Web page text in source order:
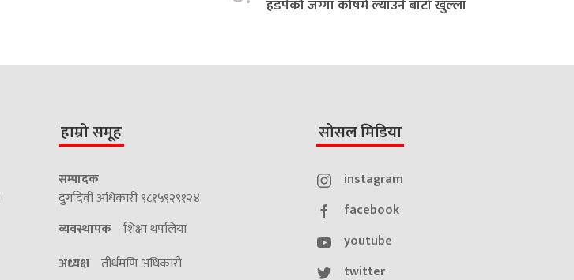
हडपेको जग्गा कोषमै ल्याउने बाटो खुल्ला
हाम्रो समूह
सम्पादक
दुर्गादेवी अधिकारी ९८१५९२९१२४
व्यवस्थापक शिक्षा थपलिया
अध्यक्ष तीर्थमणि अधिकारी
सोसल मिडिया
instagram
facebook
youtube
twitter